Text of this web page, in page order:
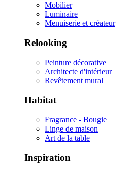
Mobilier
Luminaire
Menuiserie et créateur
Relooking
Peinture décorative
Architecte d'intérieur
Revêtement mural
Habitat
Fragrance - Bougie
Linge de maison
Art de la table
Inspiration